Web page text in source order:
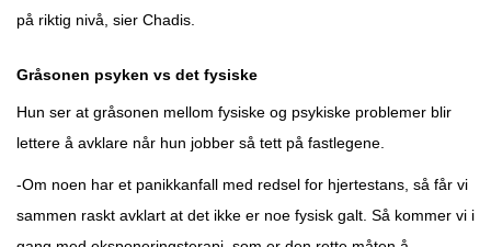
på riktig nivå, sier Chadis.
Gråsonen psyken vs det fysiske
Hun ser at gråsonen mellom fysiske og psykiske problemer blir
lettere å avklare når hun jobber så tett på fastlegene.
-Om noen har et panikkanfall med redsel for hjertestans, så får vi
sammen raskt avklart at det ikke er noe fysisk galt. Så kommer vi i